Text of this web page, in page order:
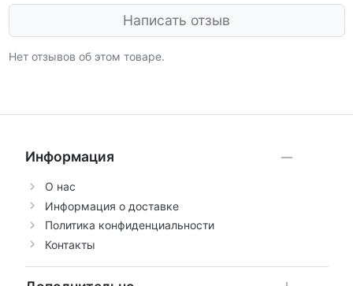
Написать отзыв
Нет отзывов об этом товаре.
Информация
О нас
Информация о доставке
Политика конфиденциальности
Контакты